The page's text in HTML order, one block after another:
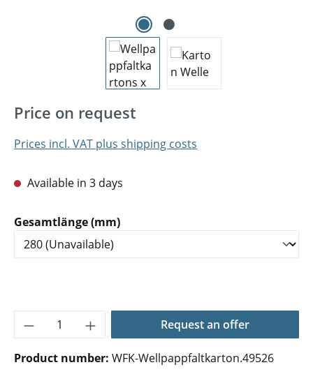
Price on request
Prices incl. VAT plus shipping costs
Available in 3 days
Select
Gesamtlänge (mm)
Product Quantity: Enter the desired
Request an offer
Product number: WFK-Wellpappfaltkarton.49526